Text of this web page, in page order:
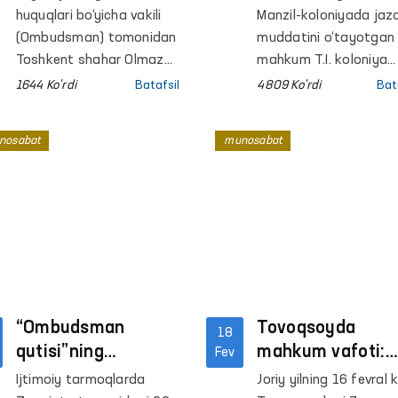
etilmayotgani
holati Ombudsman
tomonidan
o‘rganilmoqda
huquqlari bo‘yicha vakili
(Ombudsman) tomonidan
Toshkent shahar Olmazor
tumanidagi “Qorasaroy”
o‘rganish boshlandi.
1644 Ko'rdi Batafsil
OMBUDSMAN
NAZORATIGA
OLINDI
Manzil-koloniyada
muddatini o‘tayotgan
mahkum T.I. koloniya
xodimlari tomonidan
intizomiy bo‘linmaga
4809 Ko'rdi
“Ombudsman
qutisi”ning
noqonuniy ochilishi
Ijtimoiy tarmoqlarda
18
Fev
Tovoqsoyda
mahkum vafoti:
Ombudsman
Joriy yilning 16 fevral
munosabat